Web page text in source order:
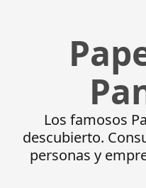
Los famosos
descubierto.
personas y